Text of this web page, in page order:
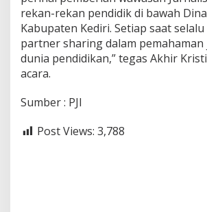
rekan-rekan pendidik di bawah
Kabupaten Kediri. Setiap saat
partner sharing dalam
dunia pendidikan,” tegas Akhir
acara.
Sumber : PJI
Post Views: 3,788